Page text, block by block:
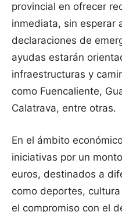
provincial en ofrecer
inmediata, sin esperar
declaraciones de
ayudas estarán
infraestructuras y
como Fuencaliente,
Calatrava, entre otras.
En el ámbito
iniciativas por un
euros, destinados a
como deportes,
el compromiso con el